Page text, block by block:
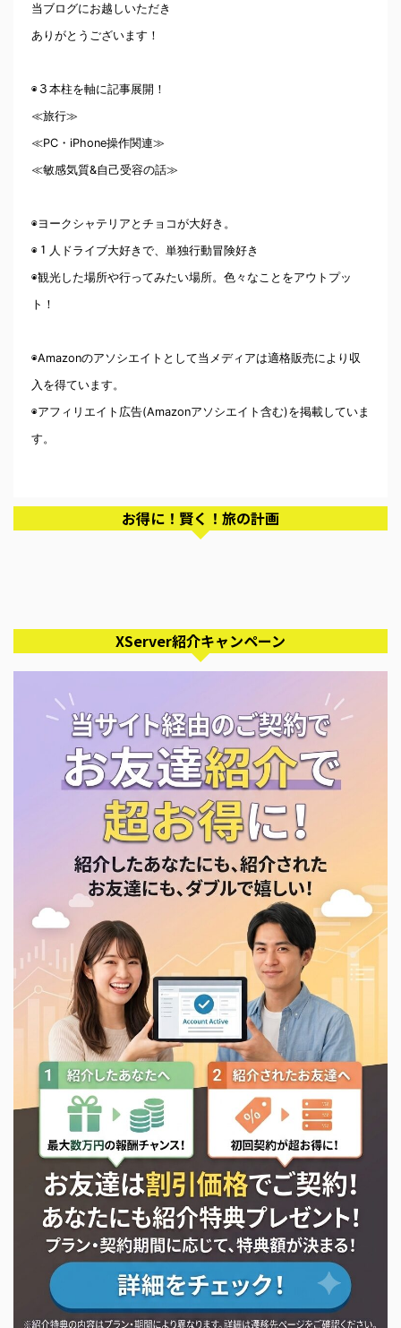
当ブログにお越しいただき
ありがとうございます！
◉３本柱を軸に記事展開！
≪旅行≫
≪PC・iPhone操作関連≫
≪敏感気質&自己受容の話≫
◉ヨークシャテリアとチョコが大好き。
◉１人ドライブ大好きで、単独行動冒険好き
◉観光した場所や行ってみたい場所。色々なことをアウトプッ
ト！
◉Amazonのアソシエイトとして当メディアは適格販売により収
入を得ています。
◉アフィリエイト広告(Amazonアソシエイト含む)を掲載していま
す。
お得に！賢く！旅の計画